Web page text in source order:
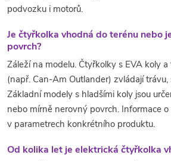
podvozku i motorů.
Je čtyřkolka vhodná do terénu nebo
povrch?
Záleží na modelu. Čtyřkolky s EVA koly
(např. Can-Am Outlander) zvládají
Základní modely s hladšími koly jsou
nebo mírně nerovný povrch. Informace
v parametrech konkrétního produktu.
Od kolika let je elektrická čtyřkolka